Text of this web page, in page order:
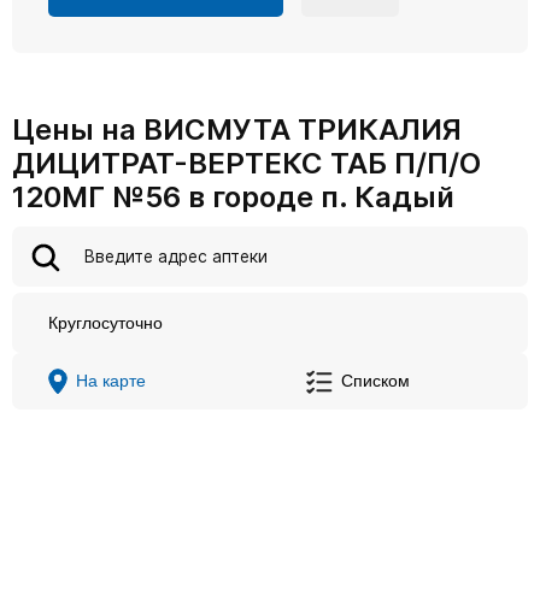
Цены на ВИСМУТА ТРИКАЛИЯ
ДИЦИТРАТ-ВЕРТЕКС ТАБ П/П/О
120МГ №56 в городе п. Кадый
Круглосуточно
На карте Списком